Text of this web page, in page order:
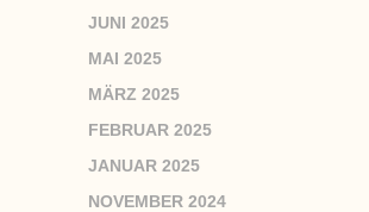
JUNI 2025
MAI 2025
MÄRZ 2025
FEBRUAR 2025
JANUAR 2025
NOVEMBER 2024